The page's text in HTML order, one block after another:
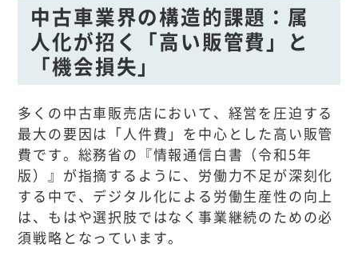
中古車業界の構造的課題：属
人化が招く「高い販管費」と
「機会損失」
多くの中古車販売店において、経営を圧迫する
最大の要因は「人件費」を中心とした高い販管
費です。総務省の『情報通信白書（令和5年
版）』が指摘するように、労働力不足が深刻化
する中で、デジタル化による労働生産性の向上
は、もはや選択肢ではなく事業継続のための必
須戦略となっています。